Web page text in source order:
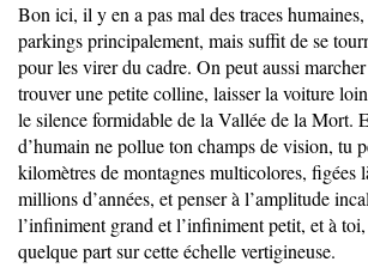
Bon ici, il y en a pas mal des traces humaines,
parkings principalement, mais suffit de se
pour les virer du cadre. On peut aussi
trouver une petite colline, laisser la voiture
le silence formidable de la Vallée de la Mort.
d’humain ne pollue ton champs de vision, tu
kilomètres de montagnes multicolores, figées
millions d’années, et penser à l’amplitude
l’infiniment grand et l’infiniment petit, et à
quelque part sur cette échelle vertigineuse.